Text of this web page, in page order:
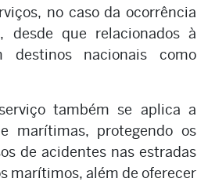
no caso da ocorrência
desde que relacionados à
destinos nacionais como
também se aplica a
marítimas, protegendo os
de acidentes nas estradas
marítimos, além de oferecer